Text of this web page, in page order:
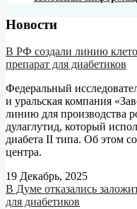
Новости
В РФ создали линию
препарат для диабетиков
Федеральный
и уральская компания
линию для производства
дулаглутид, который
диабета II типа. Об этом
центра.
19 Декабрь, 2025
В Думе отказались
для диабетиков